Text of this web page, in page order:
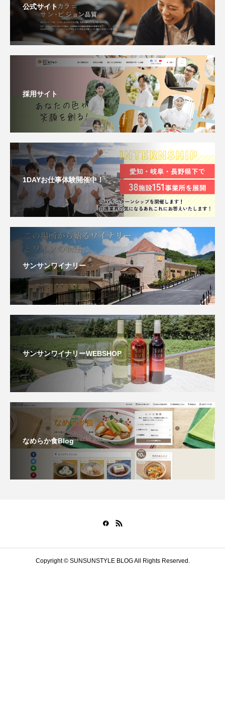
公式サイト
採用サイト
1DAYお仕事体験開催中！
サンサンワイナリー
サンサンワイナリーWEBSHOP
なめらか食Blog
Copyright © SUNSUNSTYLE BLOG All Rights Reserved.